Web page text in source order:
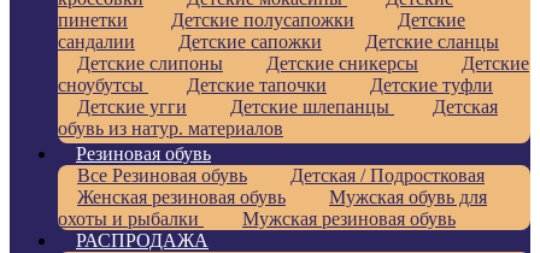
пинетки
Детские полусапожки
Детские
сандалии
Детские сапожки
Детские сланцы
Детские слипоны
Детские сникерсы
Детские
сноубутсы
Детские тапочки
Детские туфли
Детские угги
Детские шлепанцы
Детская
обувь из натур. материалов
Резиновая обувь
Все Резиновая обувь
Детская / Подростковая
Женская резиновая обувь
Мужская обувь для
охоты и рыбалки
Мужская резиновая обувь
РАСПРОДАЖА